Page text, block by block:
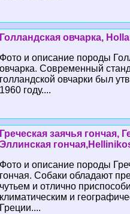
Голландская овчарка,
Фото и описание породы
овчарка. Современный
голландской овчарки был
1960 году....
Греческая заячья гончая,
Эллинская
Фото и описание породы
гончая. Собаки обладают
чутьем и отлично
климатическим и
Греции....